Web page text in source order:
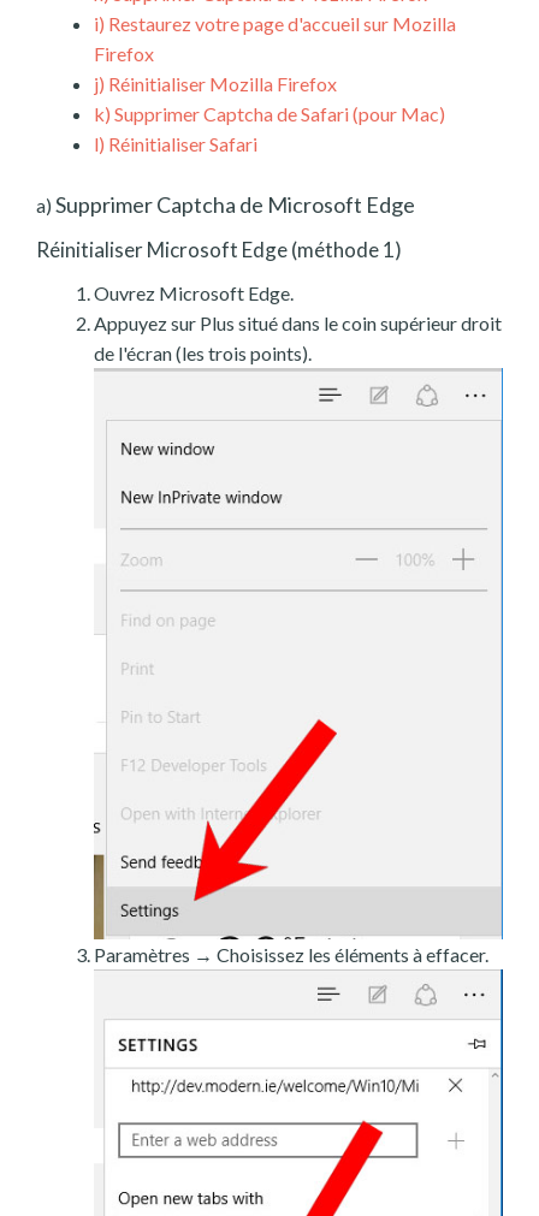
i) Restaurez votre page d'accueil sur Mozilla
Firefox
j) Réinitialiser Mozilla Firefox
k) Supprimer Captcha de Safari (pour Mac)
l) Réinitialiser Safari
a) Supprimer Captcha de Microsoft Edge
Réinitialiser Microsoft Edge (méthode 1)
Ouvrez Microsoft Edge.
Appuyez sur Plus situé dans le coin supérieur droit
de l'écran (les trois points).
Paramètres → Choisissez les éléments à effacer.